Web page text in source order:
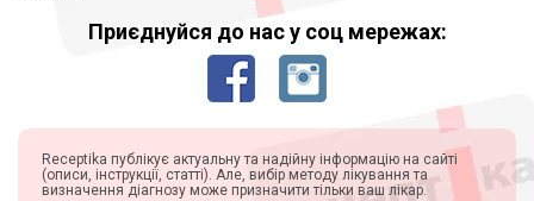
Приєднуйся до нас у соц мережах:
Receptika публікує актуальну та надійну інформацію на сайті
(описи, інструкції, статті). Але, вибір методу лікування та
визначення діагнозу може призначити тільки ваш лікар.